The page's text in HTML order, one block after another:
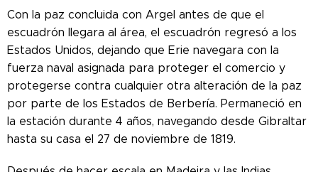
Con la paz concluida con Argel antes de que el
escuadrón llegara al área, el escuadrón regresó a los
Estados Unidos, dejando que Erie navegara con la
fuerza naval asignada para proteger el comercio y
protegerse contra cualquier otra alteración de la paz
por parte de los Estados de Berbería. Permaneció en
la estación durante 4 años, navegando desde Gibraltar
hasta su casa el 27 de noviembre de 1819.